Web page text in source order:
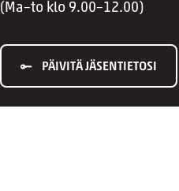
(Ma–to klo 9.00–12.00)
PÄIVITÄ JÄSENTIETOSI